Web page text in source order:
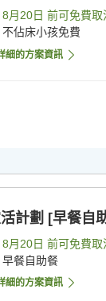
8月20日 前可免費取
不佔床小孩免費
細的方案資訊
計劃 [早餐自
8月20日 前可免費取
早餐自助餐
細的方案資訊